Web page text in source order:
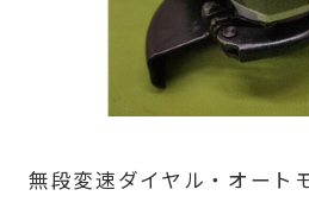
無段変速ダイヤル・オート